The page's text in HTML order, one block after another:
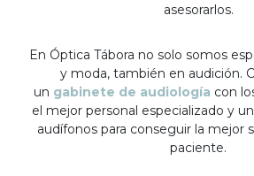
asesorarlos.
En Óptica Tábora no solo somos
y moda, también en audición.
un gabinete de audiología con
el mejor personal especializado y
audífonos para conseguir la mejor
paciente.